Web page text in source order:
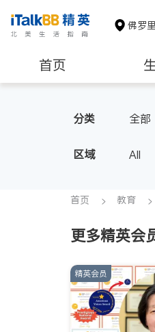
佛罗
首页
分类 全部
区域 All
首页 教育
更多精英会
精英会员